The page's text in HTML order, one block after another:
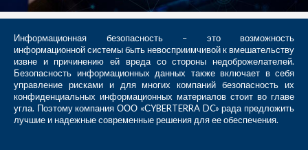
Информационная безопасность – это возможность
информационной системы быть невосприимчивой к вмешательству
извне и причинению ей вреда со стороны недоброжелателей.
Безопасность информационных данных также включает в себя
управление рисками и для многих компаний безопасность их
конфиденциальных информационных материалов стоит во главе
угла. Поэтому компания ООО «СYBERTERRA DC» рада предложить
лучшие и надежные современные решения для ее обеспечения.